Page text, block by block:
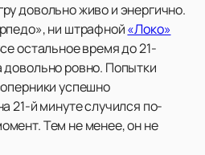
довольно живо и энергично.
ни штрафной«Локо»
остальное время до 21-
довольно ровно. Попытки
успешно
21-й минуте случился по-
Тем не менее, он не